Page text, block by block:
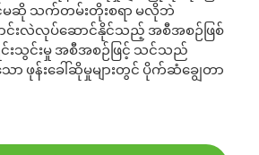
ဆို သက်တမ်းတိုးစရာ မလိုဘဲ
င်းလဲလုပ်ဆောင်နိုင်သည့် အစီအစဉ်ဖြစ်
းသွင်းမှု အစီအစဉ်ဖြင့် သင်သည်
ာ ဖုန်းခေါ်ဆိုမှုများတွင် ပိုက်ဆံချွေတာ